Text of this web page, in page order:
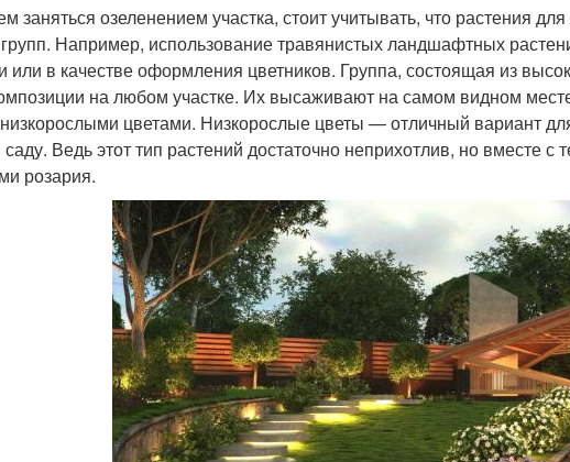
заняться озеленением участка, стоит учитывать, что растения
групп. Например, использование травянистых ландшафтных
или в качестве оформления цветников. Группа, состоящая из
на любом участке. Их высаживают на самом видном
цветами. Низкорослые цветы — отличный вариант
саду. Ведь этот тип растений достаточно неприхотлив, но вместе с
розария.